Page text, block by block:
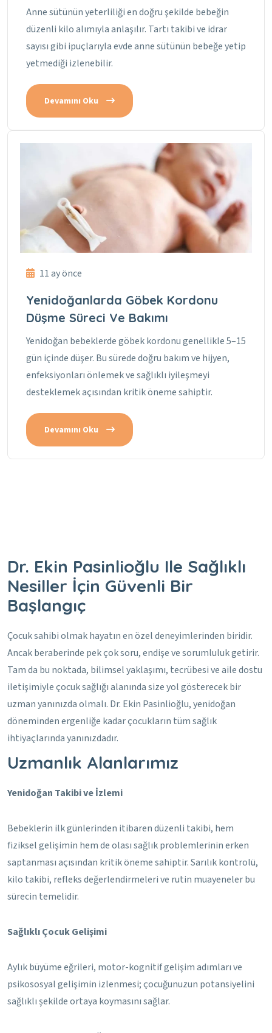
Anne sütünün yeterliliği en doğru şekilde bebeğin
düzenli kilo alımıyla anlaşılır. Tartı takibi ve idrar
sayısı gibi ipuçlarıyla evde anne sütünün bebeğe yetip
yetmediği izlenebilir.
Devamını Oku
11 ay önce
Yenidoğanlarda Göbek Kordonu
Düşme Süreci Ve Bakımı
Yenidoğan bebeklerde göbek kordonu genellikle 5–15
gün içinde düşer. Bu sürede doğru bakım ve hijyen,
enfeksiyonları önlemek ve sağlıklı iyileşmeyi
desteklemek açısından kritik öneme sahiptir.
Devamını Oku
Dr. Ekin Pasinlioğlu Ile Sağlıklı
Nesiller İçin Güvenli Bir
Başlangıç
Çocuk sahibi olmak hayatın en özel deneyimlerinden biridir.
Ancak beraberinde pek çok soru, endişe ve sorumluluk getirir.
Tam da bu noktada, bilimsel yaklaşımı, tecrübesi ve aile dostu
iletişimiyle çocuk sağlığı alanında size yol gösterecek bir
uzman yanınızda olmalı. Dr. Ekin Pasinlioğlu, yenidoğan
döneminden ergenliğe kadar çocukların tüm sağlık
ihtiyaçlarında yanınızdadır.
Uzmanlık Alanlarımız
Yenidoğan Takibi ve İzlemi
Bebeklerin ilk günlerinden itibaren düzenli takibi, hem
fiziksel gelişimin hem de olası sağlık problemlerinin erken
saptanması açısından kritik öneme sahiptir. Sarılık kontrolü,
kilo takibi, refleks değerlendirmeleri ve rutin muayeneler bu
sürecin temelidir.
Sağlıklı Çocuk Gelişimi
Aylık büyüme eğrileri, motor-kognitif gelişim adımları ve
psikososyal gelişimin izlenmesi; çocuğunuzun potansiyelini
sağlıklı şekilde ortaya koymasını sağlar.